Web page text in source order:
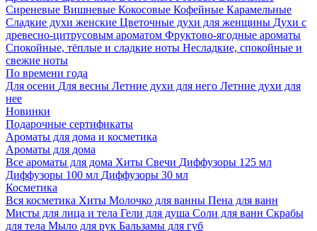
Сиреневые Вишневые Кокосовые Кофейные Карамельные
Сладкие духи женские Цветочные духи для женщины Духи с
древесно-цитрусовым ароматом Фруктово-ягодные ароматы
Спокойные, тёплые и сладкие ноты Несладкие, спокойные и
свежие ноты
По времени года
Для осени Для весны Летние духи для него Летние духи для
нее
Новинки
Подарочные сертификаты
Ароматы для дома и косметика
Ароматы для дома
Все ароматы для дома Хиты Свечи Диффузоры 125 мл
Диффузоры 100 мл Диффузоры 30 мл
Косметика
Вся косметика Хиты Молочко для ванны Пена для ванн
Мисты для лица и тела Гели для душа Соли для ванн Скрабы
для тела Мыло для рук Бальзамы для губ